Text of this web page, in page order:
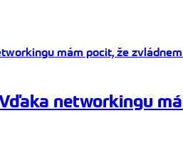
networkingu